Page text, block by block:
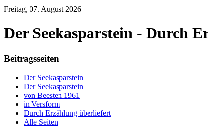
Freitag, 07. August 2026
Der Seekasparstein - Durch
Beitragsseiten
Der Seekasparstein
Der Seekasparstein
von Beesten 1961
in Versform
Durch Erzählung überliefert
Alle Seiten